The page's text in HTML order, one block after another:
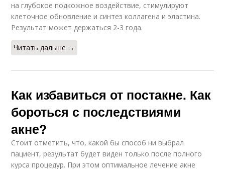
на глубокое подкожное воздействие, стимулируют
клеточное обновление и синтез коллагена и эластина.
Результат может держаться 2-3 года.
Читать дальше →
Как избавиться от постакне. Как
бороться с последствиями
акне?
Стоит отметить, что, какой бы способ ни выбрал
пациент, результат будет виден только после полного
курса процедур. При этом оптимальное лечение акне